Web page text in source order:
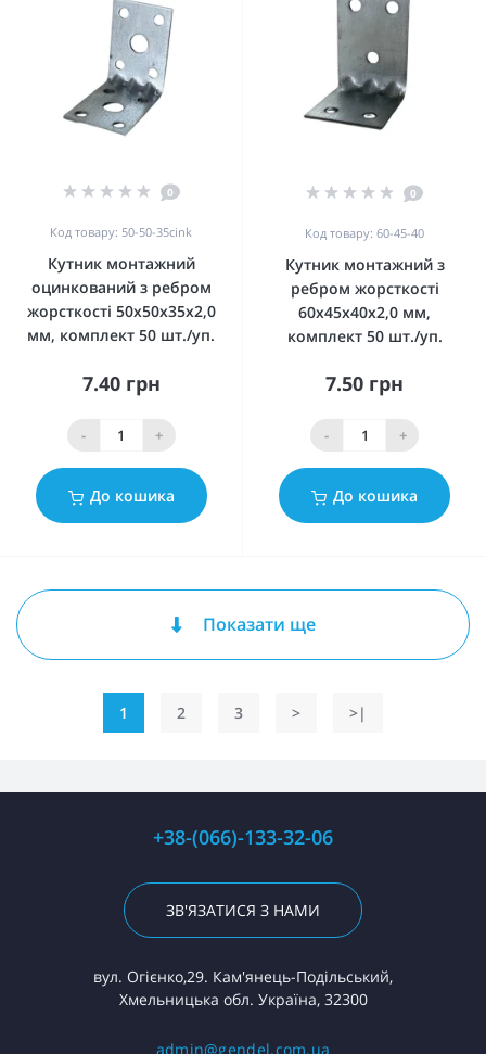
0
Код товару: 50-50-35cink
Кутник монтажний
оцинкований з ребром
жорсткості 50x50x35x2,0
мм, комплект 50 шт./уп.
7.40 грн
- +
До кошика
0
Код товару: 60-45-40
Кутник монтажний з
ребром жорсткості
60x45x40x2,0 мм,
комплект 50 шт./уп.
7.50 грн
- +
До кошика
Показати ще
1 2 3 > >|
+38-(066)-133-32-06
ЗВ'ЯЗАТИСЯ З НАМИ
вул. Огієнко,29. Кам'янець-Подільський,
Хмельницька обл. Україна, 32300
admin@gendel.com.ua